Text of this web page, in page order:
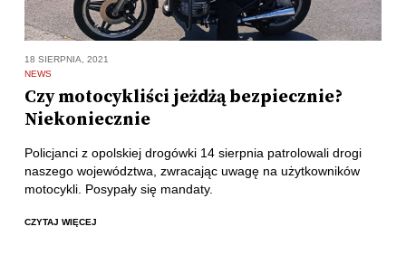
18 SIERPNIA, 2021
NEWS
Czy motocykliści jeżdżą bezpiecznie?
Niekoniecznie
Policjanci z opolskiej drogówki 14 sierpnia patrolowali drogi
naszego województwa, zwracając uwagę na użytkowników
motocykli. Posypały się mandaty.
CZYTAJ WIĘCEJ